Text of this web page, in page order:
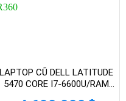
LAPTOP CŨ DELL LATITUDE
5470 CORE I7-6600U/RAM